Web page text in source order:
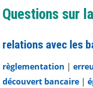
Questions sur
relations avec les
règlementation |
découvert bancaire |